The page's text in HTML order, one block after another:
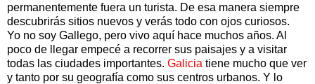
permanentemente fuera un turista. De esa manera siempre
descubrirás sitios nuevos y verás todo con ojos curiosos.
Yo no soy Gallego, pero vivo aquí hace muchos años. Al
poco de llegar empecé a recorrer sus paisajes y a visitar
todas las ciudades importantes. Galicia tiene mucho que ver
y tanto por su geografía como sus centros urbanos. Y lo